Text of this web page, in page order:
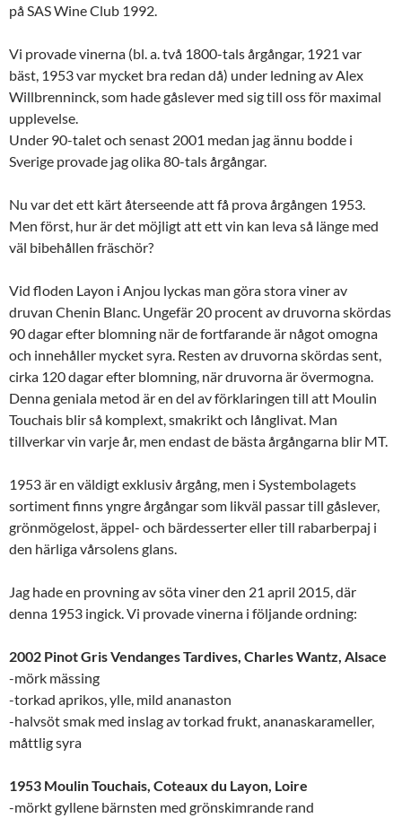
på SAS Wine Club 1992.
Vi provade vinerna (bl. a. två 1800-tals årgångar, 1921 var
bäst, 1953 var mycket bra redan då) under ledning av Alex
Willbrenninck, som hade gåslever med sig till oss för maximal
upplevelse.
Under 90-talet och senast 2001 medan jag ännu bodde i
Sverige provade jag olika 80-tals årgångar.
Nu var det ett kärt återseende att få prova årgången 1953.
Men först, hur är det möjligt att ett vin kan leva så länge med
väl bibehållen fräschör?
Vid floden Layon i Anjou lyckas man göra stora viner av
druvan Chenin Blanc. Ungefär 20 procent av druvorna skördas
90 dagar efter blomning när de fortfarande är något omogna
och innehåller mycket syra. Resten av druvorna skördas sent,
cirka 120 dagar efter blomning, när druvorna är övermogna.
Denna geniala metod är en del av förklaringen till att Moulin
Touchais blir så komplext, smakrikt och långlivat. Man
tillverkar vin varje år, men endast de bästa årgångarna blir MT.
1953 är en väldigt exklusiv årgång, men i Systembolagets
sortiment finns yngre årgångar som likväl passar till gåslever,
grönmögelost, äppel- och bärdesserter eller till rabarberpaj i
den härliga vårsolens glans.
Jag hade en provning av söta viner den 21 april 2015, där
denna 1953 ingick. Vi provade vinerna i följande ordning:
2002 Pinot Gris Vendanges Tardives, Charles Wantz, Alsace
-mörk mässing
-torkad aprikos, ylle, mild ananaston
-halvsöt smak med inslag av torkad frukt, ananaskarameller,
måttlig syra
1953 Moulin Touchais, Coteaux du Layon, Loire
-mörkt gyllene bärnsten med grönskimrande rand